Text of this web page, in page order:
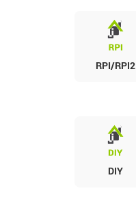
RPI/RPI2
DIY